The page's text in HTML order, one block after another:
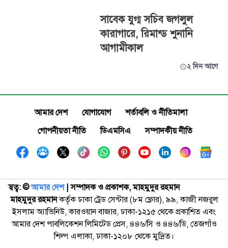
সাবেক যুগ্ম সচিব জগলুল
কারাগারে, রিমান্ড শুনানি
আগামীকাল
২ দিন আগে
আমার দেশ যোগাযোগ
শর্তাবলি ও নীতিমালা
গোপনীয়তা নীতি
ডিএমসিএ সম্পাদকীয় নীতি
স্বত্ব: ©️আমার দেশ| সম্পাদক ও প্রকাশক, মাহমুদুর রহমান
মাহমুদুর রহমানকর্তৃক ঢাকা ট্রেড সেন্টার (৮ম ফ্লোর), ৯৯, কাজী নজরুল
ইসলাম অ্যাভিনিউ, কারওয়ান বাজার, ঢাকা-১২১৫ থেকে প্রকাশিত এবং
আমার দেশ পাবলিকেশন লিমিটেড প্রেস, ৪৪৬/সি ও ৪৪৬/ডি, তেজগাঁও
শিল্প এলাকা, ঢাকা-১২০৮ থেকে মুদ্রিত।